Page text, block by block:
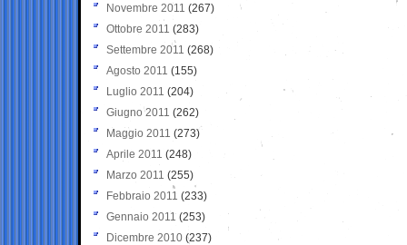
Novembre 2011 (267)
Ottobre 2011 (283)
Settembre 2011 (268)
Agosto 2011 (155)
Luglio 2011 (204)
Giugno 2011 (262)
Maggio 2011 (273)
Aprile 2011 (248)
Marzo 2011 (255)
Febbraio 2011 (233)
Gennaio 2011 (253)
Dicembre 2010 (237)